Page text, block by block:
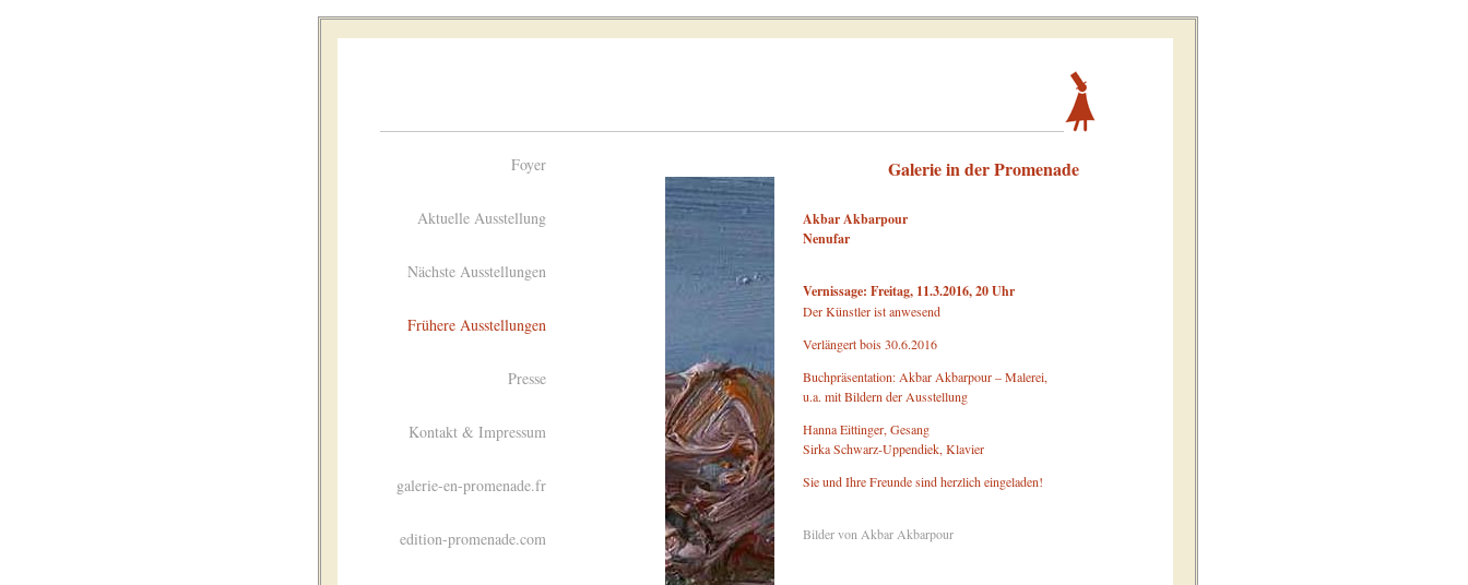
Galerie in der Promenade
Foyer
Aktuelle Ausstellung
Nächste Ausstellungen
Frühere Ausstellungen
Presse
Kontakt & Impressum
galerie-en-promenade.fr
edition-promenade.com
Akbar Akbarpour
Nenufar
Vernissage: Freitag, 11.3.2016, 20 Uhr
Der Künstler ist anwesend
Verlängert bois 30.6.2016
Buchpräsentation: Akbar Akbarpour – Malerei,
u.a. mit Bildern der Ausstellung
Hanna Eittinger, Gesang
Sirka Schwarz-Uppendiek, Klavier
Sie und Ihre Freunde sind herzlich eingeladen!
Bilder von Akbar Akbarpour